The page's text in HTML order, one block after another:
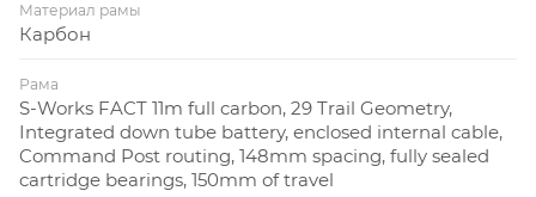
Материал рамы
Карбон
Рама
S-Works FACT 11m full carbon, 29 Trail Geometry,
Integrated down tube battery, enclosed internal cable,
Command Post routing, 148mm spacing, fully sealed
cartridge bearings, 150mm of travel